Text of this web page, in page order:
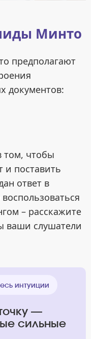
Минто
предполагают
документов:
том, чтобы
и поставить
ответ в
– расскажите
ваши слушатели
интуиции
—
сильные